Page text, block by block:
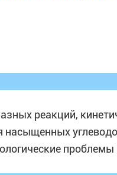
реакций,
насыщенных
проблемы